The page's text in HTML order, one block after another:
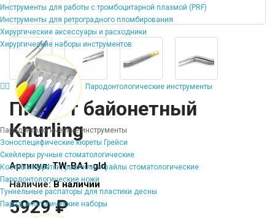
Инструменты для работы с тромбоцитарной плазмой (PRF)
Инструменты для ретроградного пломбирования
Хирургические аксессуары и расходники
Хирургические наборы инструментов
Пародонтологические инструменты
Пародонтологические инструменты
Зоноспецифические кюреты Грейси
Скейлеры ручные стоматологические
Костные кюретки, рашпили и файлы стоматологические
Пародонтологические ножи
Туннельные распаторы для пластики десны
Пародонтологические наборы
Пинцет байонетный
Knurling
Артикул:TW-BA1-gld
Наличие:В наличии
5929 ₽